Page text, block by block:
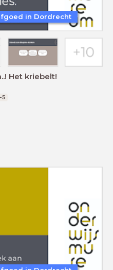
Het kriebelt!
5
in Dordrecht